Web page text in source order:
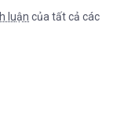
31
luận của tất cả các